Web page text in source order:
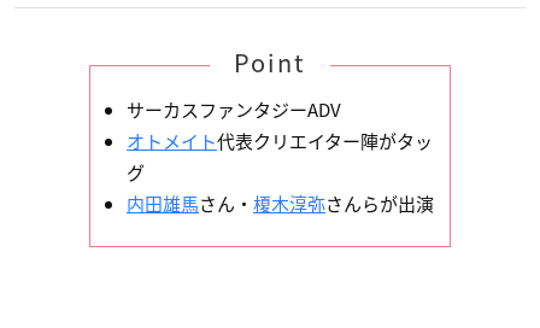
Point
サーカスファンタジーADV
オトメイト代表クリエイター陣がタッ
グ
内田雄馬さん・ 榎木淳弥さんらが出演